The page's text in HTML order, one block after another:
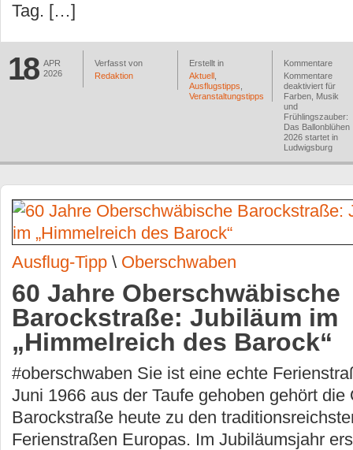
Tag. […]
18 APR
2026
Verfasst von
Redaktion
Erstellt in
Aktuell
Ausflugstipps
Veranstaltungstipps
Kommentare
Kommentare
deaktiviert für
Farben, Musik
und
Frühlingszauber:
Das Ballonblühen
2026 startet in
Ludwigsburg
Ausflug-Tipp \ Oberschwaben
60 Jahre Oberschwäbische
Barockstraße: Jubiläum im
„Himmelreich des Barock“
#oberschwaben Sie ist eine echte
Juni 1966 aus der Taufe gehoben gehört die
Barockstraße heute zu den
Ferienstraßen Europas. Im Jubiläumsjahr